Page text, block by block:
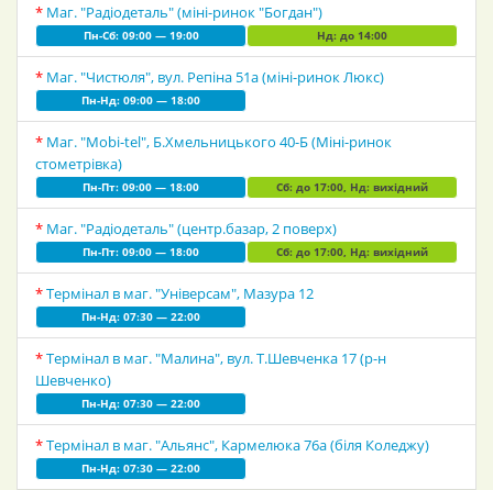
* Маг. "Радіодеталь" (міні-ринок "Богдан")
Пн-Сб: 09:00 — 19:00 Нд: до 14:00
* Маг. "Чистюля", вул. Репіна 51а (міні-ринок Люкс)
Пн-Нд: 09:00 — 18:00
* Маг. "Mobi-tel", Б.Хмельницького 40-Б (Міні-ринок
стометрівка)
Пн-Пт: 09:00 — 18:00 Сб: до 17:00, Нд: вихідний
* Маг. "Радіодеталь" (центр.базар, 2 поверх)
Пн-Пт: 09:00 — 18:00 Сб: до 17:00, Нд: вихідний
*Термінал в маг. "Універсам", Мазура 12
Пн-Нд: 07:30 — 22:00
*Термінал в маг. "Малина", вул. Т.Шевченка 17 (р-н
Шевченко)
Пн-Нд: 07:30 — 22:00
*Термінал в маг. "Альянс", Кармелюка 76а (біля Коледжу)
Пн-Нд: 07:30 — 22:00